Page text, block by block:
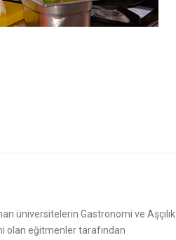
üniversitelerin Gastronomi ve Aşçılık
olan eğitmenler tarafından